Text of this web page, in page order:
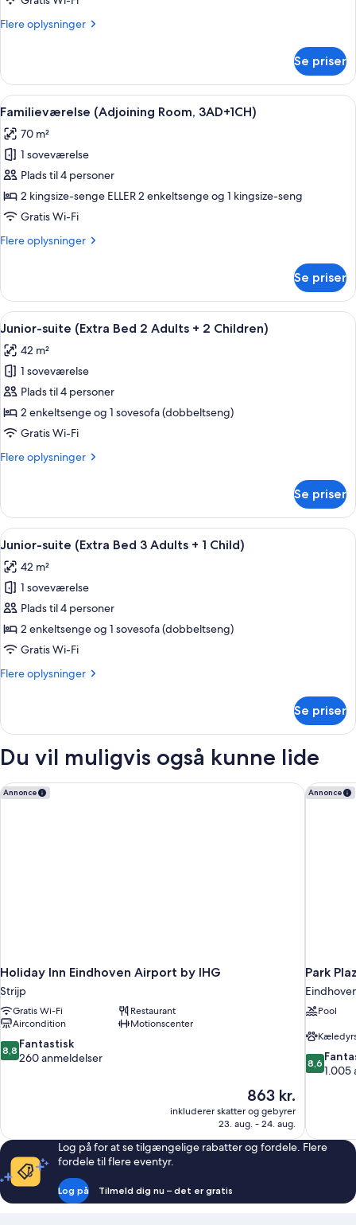
Flere oplysninger
Flere
(Adjoining
Room,
2AD+2CH)
Se priser
Indlæs
alle
billeder
af
Familieværelse
(Adjoining
Room,
Et hotelværelse med to røde stole,
8
Familieværelse (Adjoining Room, 3AD+1CH)
70 m²
1 soveværelse
Plads til 4 personer
2 kingsize-senge ELLER 2 enkeltsenge og 1 kingsize-seng
Gratis Wi-Fi
Flere oplysninger
Flere
(Adjoining
Room,
3AD+1CH)
Se priser
Indlæs
alle
billeder
af
Junior-
suite
(Extra
2
2
Children)
Et hotelværelse med en seng, en
7
Junior-suite (Extra Bed 2 Adults + 2 Children)
42 m²
1 soveværelse
Plads til 4 personer
2 enkeltsenge og 1 sovesofa (dobbeltseng)
Gratis Wi-Fi
Flere oplysninger
Flere
suite
(Extra
Bed
Adults
+
Children)
Se priser
Indlæs
alle
billeder
af
Junior-
suite
(Extra
3
Child)
Et hotelværelse med en seng, en
7
Junior-suite (Extra Bed 3 Adults + 1 Child)
42 m²
1 soveværelse
Plads til 4 personer
2 enkeltsenge og 1 sovesofa (dobbeltseng)
Gratis Wi-Fi
Flere oplysninger
Flere
suite
Bed
Adults
+
Se priser
Du vil muligvis også kunne lide
Annonce
Holiday Inn Eindhoven Airport by IHG
Strijp
Gratis Wi-Fi
Restaurant
Aircondition
Motionscenter
8.8
ud
anmeldelser
8,8 Fantastisk
260 anmeldelser
Prisen
er
863 kr.
863 kr.
inkluderer skatter og gebyrer
23. aug. - 24. aug.
Holiday Inn Eindhoven Airport by IHG Annonce
Park
Pool
8.6
ud
1.005
8,6
1.005
Park
Log på for at se tilgængelige rabatter og fordele. Flere
fordele til flere eventyr.
Log på Tilmeld dig nu – det er gratis